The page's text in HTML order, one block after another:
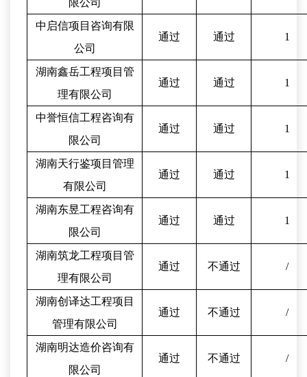
限公司
中启信项目咨询有限
公司
通过 通过 1
湖南鑫岳工程项目管
理有限公司
通过 通过 1
中誉恒信工程咨询有
限公司
通过 通过 1
湖南天行鉴项目管理
有限公司
通过 通过 1
湖南东昱工程咨询有
限公司
通过 通过 1
湖南筑龙工程项目管
理有限公司
通过 不通过 /
湖南创译达工程项目
管理有限公司
通过 不通过 /
湖南明达造价咨询有
限公司
通过 不通过 /